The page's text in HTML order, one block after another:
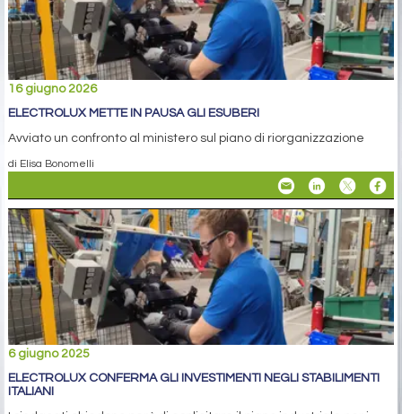
16 giugno 2026
ELECTROLUX METTE IN PAUSA GLI ESUBERI
Avviato un confronto al ministero sul piano di riorganizzazione
di Elisa Bonomelli
6 giugno 2025
ELECTROLUX CONFERMA GLI INVESTIMENTI NEGLI STABILIMENTI
ITALIANI